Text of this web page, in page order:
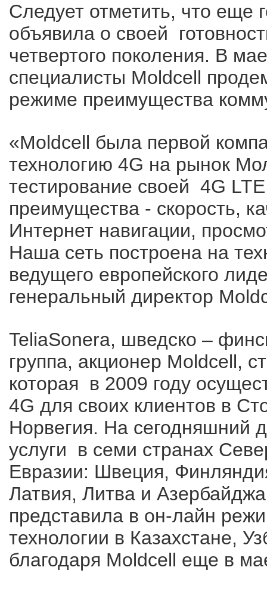
Следует отметить, что еще
объявила о своей
четвертого поколения. В
специалисты Moldcell
режиме преимущества
«Moldcell была первой
технологию 4G на рынок
тестирование своей 4G
преимущества - скорость,
Интернет навигации,
Наша сеть построена на
ведущего европейского
генеральный директор
TeliaSonera, шведско –
группа, акционер Moldcell,
которая в 2009 году
4G для своих клиентов в
Норвегия. На сегодняшний
услуги в семи странах
Евразии: Швеция,
Латвия, Литва и
представила в он-лайн
технологии в Казахстане,
благодаря Moldcell еще в